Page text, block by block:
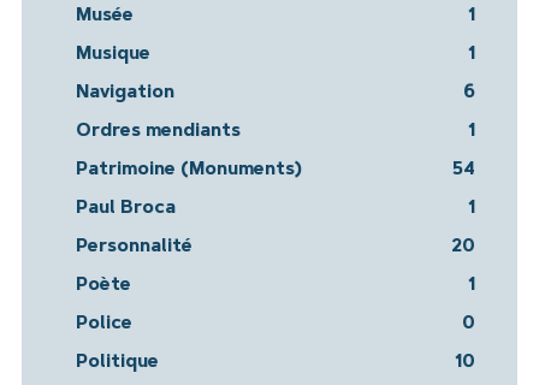
Musée 1
Musique 1
Navigation 6
Ordres mendiants 1
Patrimoine (Monuments) 54
Paul Broca 1
Personnalité 20
Poète 1
Police 0
Politique 10